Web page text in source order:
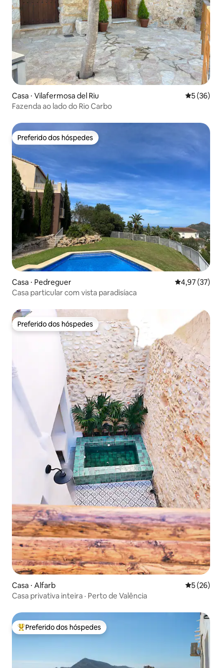
Casa ⋅ Vilafermosa del Riu 5 de uma
5 (36)
Fazenda ao lado do Rio Carbo
Preferido dos hóspedes
Preferido dos hóspedes
Casa ⋅ Pedreguer 4,97 de uma
4,97 (37)
Casa particular com vista paradisíaca
Preferido dos hóspedes
Preferido dos hóspedes
Casa ⋅ Alfarb 5 de uma
5 (26)
Casa privativa inteira · Perto de Valência
Entre os melhores preferidos dos hóspedes
Preferido dos hóspedes